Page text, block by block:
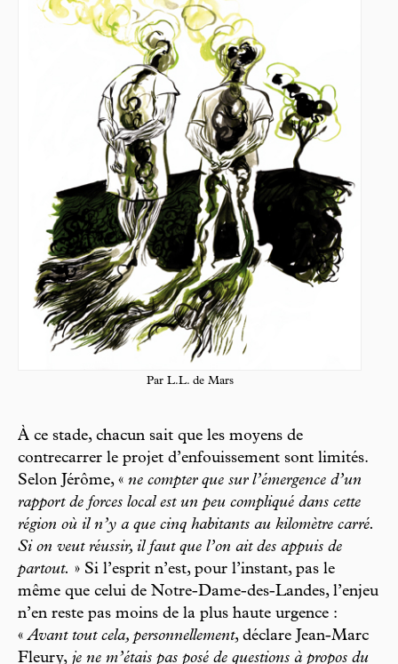
Par L.L. de Mars
À ce stade, chacun sait que les moyens de
contrecarrer le projet d’enfouissement sont limités.
Selon Jérôme, « ne compter que sur l’émergence d’un
rapport de forces local est un peu compliqué dans cette
région où il n’y a que cinq habitants au kilomètre carré.
Si on veut réussir, il faut que l’on ait des appuis de
partout. » Si l’esprit n’est, pour l’instant, pas le
même que celui de Notre-Dame-des-Landes, l’enjeu
n’en reste pas moins de la plus haute urgence :
«Avant tout cela, personnellement, déclare Jean-Marc
Fleury, je ne m’étais pas posé de questions à propos du